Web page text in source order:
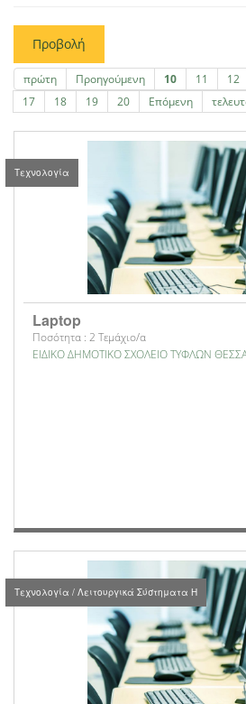
Προβολή
πρώτη Προηγούμενη 10 11 12
17
18 19 20 Επόμενη
Τεχνολογία
Laptop
Ποσότητα : 2 Τεμάχιο/α
ΕΙΔΙΚΟ ΔΗΜΟΤΙΚΟ ΣΧΟΛΕΙΟ ΤΥΦΛΩΝ
Τεχνολογία / Λειτουργικά Σύστηματα Η